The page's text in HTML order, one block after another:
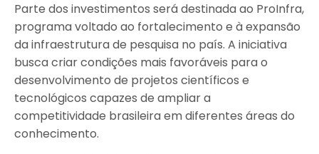
Parte dos investimentos será destinada ao ProInfra,
programa voltado ao fortalecimento e à expansão
da infraestrutura de pesquisa no país. A iniciativa
busca criar condições mais favoráveis para o
desenvolvimento de projetos científicos e
tecnológicos capazes de ampliar a
competitividade brasileira em diferentes áreas do
conhecimento.